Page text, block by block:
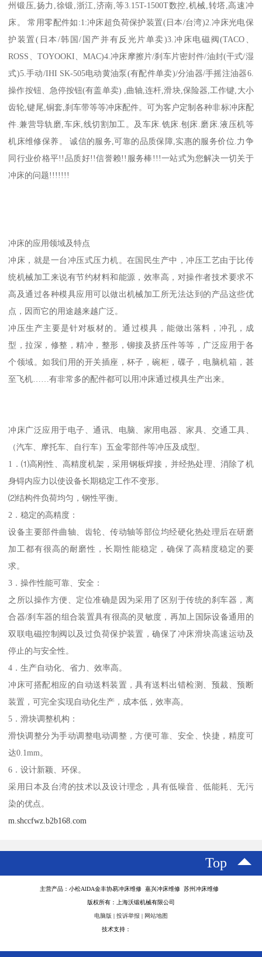
州锻压,扬力,徐锻,浙江,济南,等3.15T-1500T数控,机械,转塔,高速冲
床。 常用零配件如:1:冲床超负荷保护装置(日本/台湾)2.冲床光电保
护装置(日本/韩国/国产并有反光片单卖)3.冲床电磁阀(TACO、
ROSS、TOYOOKI、MAC)4.冲床摩擦片/刹车片密封件/油封(干式/湿
式)5.手动/IHI SK-505电动黄油泵(有配件单卖)/分油器/手摇注油器6.
操作按钮、急停按钮(有盖单卖) ,曲轴,连杆,滑块,保险器,工作键,大小
齿轮,键尾,铜套,刹车带等等冲床配件。可为客户定制各种非标冲床配
件.兼营导轨磨,车床,线切割加工。及车床.铣床.刨床.磨床.液压机等
机床维修保养。 诚信的服务,可靠的品质保障,实惠的服务价位.力争
同行业价格平!!品质好!!信誉赖!!服务棒!!!一站式为您解决一切关于
冲床的问题!!!!!!!
冲床的应用领域及特点
冲床，就是一台冲压式压力机。在国民生产中，冲压工艺由于比传
统机械加工来说有节约材料和能源，效率高，对操作者技术要求不
高及通过各种模具应用可以做出机械加工所无法达到的产品这些优
点，因而它的用途越来越广泛。
冲压生产主要是针对板材的。通过模具，能做出落料，冲孔，成
型，拉深，修整，精冲，整形，铆接及挤压件等等，广泛应用于各
个领域。如我们用的开关插座，杯子，碗柜，碟子，电脑机箱，甚
至飞机……有非常多的配件都可以用冲床通过模具生产出来。
冲床广泛应用于电子、通讯、电脑、家用电器、家具、交通工具、
（汽车、摩托车、自行车）五金零部件等冲压及成型。
1．⑴高刚性、高精度机架，采用钢板焊接，并经热处理、消除了机
身锝内应力以使设备长期稳定工作不变形。
⑵结构件负荷均匀，钢性平衡。
2．稳定的高精度：
设备主要部件曲轴、齿轮、传动轴等部位均经硬化热处理后在研磨
加工都有很高的耐磨性，长期性能稳定，确保了高精度稳定的要
求。
3．操作性能可靠、安全：
之所以操作方便、定位准确是因为采用了区别于传统的刹车器，离
合器/刹车器的组合装置具有很高的灵敏度，再加上国际设备通用的
双联电磁控制阀以及过负荷保护装置，确保了冲床滑块高速运动及
停止的与安全性。
4．生产自动化、省力、效率高。
冲床可搭配相应的自动送料装置，具有送料出错检测、预裁、预断
装置，可完全实现自动化生产，成本低，效率高。
5．滑块调整机构：
滑快调整分为手动调整电动调整，方便可靠、安全、快捷，精度可
达0.1mm。
6．设计新颖、环保。
采用日本及台湾的技术以及设计理念，具有低噪音、低能耗、无污
染的优点。
m.shccfwz.b2b168.com
Top
主营产品：小松AlDA金丰协易冲床维修 嘉兴冲床维修 苏州冲床维修
版权所有：上海沃锻机械有限公司
电脑版 投诉举报 网站地图
技术支持：